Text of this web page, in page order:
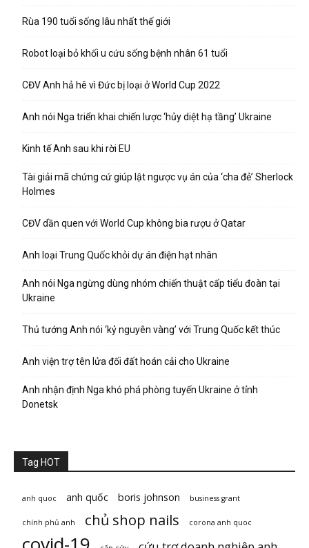
Rùa 190 tuổi sống lâu nhất thế giới
Robot loại bỏ khối u cứu sống bệnh nhân 61 tuổi
CĐV Anh hả hê vì Đức bị loại ở World Cup 2022
Anh nói Nga triển khai chiến lược ‘hủy diệt hạ tầng’ Ukraine
Kinh tế Anh sau khi rời EU
Tài giải mã chứng cứ giúp lật ngược vụ án của ‘cha đẻ’ Sherlock
Holmes
CĐV dần quen với World Cup không bia rượu ở Qatar
Anh loại Trung Quốc khỏi dự án điện hạt nhân
Anh nói Nga ngừng dùng nhóm chiến thuật cấp tiểu đoàn tại
Ukraine
Thủ tướng Anh nói ‘kỷ nguyên vàng’ với Trung Quốc kết thúc
Anh viện trợ tên lửa đối đất hoán cải cho Ukraine
Anh nhận định Nga khó phá phòng tuyến Ukraine ở tỉnh
Donetsk
Tag HOT
anh quoc anh quốc boris johnson business grant
chính phủ anh chủ shop nails corona anh quoc